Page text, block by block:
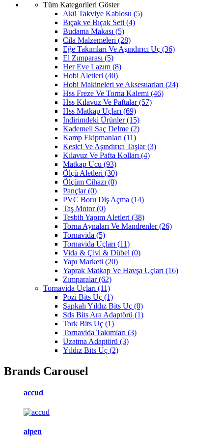
Tüm Kategorileri Göster
Akü Takviye Kablosu (5)
Bıçak ve Bıçak Seti (4)
Budama Makası (5)
Cila Malzemeleri (28)
Eğe Takımları Ve Aşındırıcı Uç (36)
El Zımparası (5)
Her Eve Lazım (8)
Hobi Aletleri (40)
Hobi Makineleri ve Aksesuarları (24)
Hss Freze Ve Torna Kalemi (46)
Hss Kılavuz Ve Paftalar(57)
Hss Matkap Uçları (69)
İndirimdeki Ürünler(15)
Kademeli Saç Delme (2)
Kamp Ekipmanları (11)
Kesici Ve Aşındırıcı Taşlar(3)
Kılavuz Ve Pafta Kolları (4)
Matkap Ucu (93)
Ölçü Aletleri (30)
Ölçüm Cihazı (0)
Pançlar(0)
PVC Boru Diş Açma (14)
Taş Motor(0)
Tesbih Yapım Aletleri (38)
Torna Aynaları Ve Mandrenler(26)
Tornavida (5)
Tornavida Uçları (11)
Vida & Çivi & Dübel (0)
Yapı Marketi (20)
Yaprak Matkap Ve Havşa Uçları (16)
Zımparalar(62)
Tornavida Uçları (11)
Pozi Bits Uç (1)
Şapkalı Yıldız Bits Uç (0)
Sds Bits Ara Adaptörü (1)
Tork Bits Uç (1)
Tornavida Takımları (3)
Uzatma Adaptörü (3)
Yıldız Bits Uç (2)
Brands Carousel
accud
alpen